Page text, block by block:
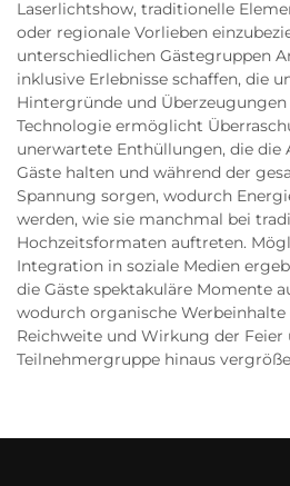
Laserlichtshow, traditionelle
oder regionale Vorlieben
unterschiedlichen Gästegruppen
inklusive Erlebnisse schaffen, die
Hintergründe und
Technologie ermöglicht
unerwartete Enthüllungen, die die
Gäste halten und während der
Spannung sorgen, wodurch
werden, wie sie manchmal bei
Hochzeitsformaten auftreten.
Integration in soziale Medien
die Gäste spektakuläre Momente
wodurch organische Werbeinhalte
Reichweite und Wirkung der
Teilnehmergruppe hinaus